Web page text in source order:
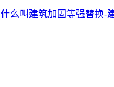
什么叫建筑加固等强替换-